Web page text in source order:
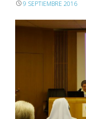
9 SEPTIEMBRE 2016